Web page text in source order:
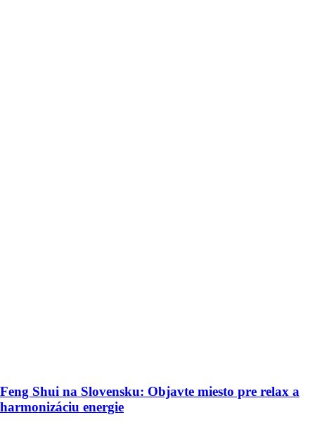
Feng Shui na Slovensku: Objavte miesto pre relax a
harmonizáciu energie